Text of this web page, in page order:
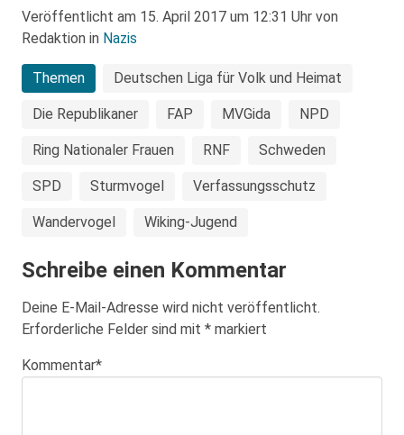
Veröffentlicht am 15. April 2017 um 12:31 Uhr von
Redaktion in Nazis
Themen Deutschen Liga für Volk und Heimat
Die Republikaner FAP MVGida NPD
Ring Nationaler Frauen RNF Schweden
SPD Sturmvogel Verfassungsschutz
Wandervogel Wiking-Jugend
Schreibe einen Kommentar
Deine E-Mail-Adresse wird nicht veröffentlicht.
Erforderliche Felder sind mit * markiert
Kommentar*